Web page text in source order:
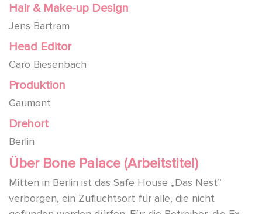
Hair & Make-up Design
Jens Bartram
Head Editor
Caro Biesenbach
Produktion
Gaumont
Drehort
Berlin
Über Bone Palace (Arbeitstitel)
Mitten in Berlin ist das Safe House „Das Nest”
verborgen, ein Zufluchtsort für alle, die nicht